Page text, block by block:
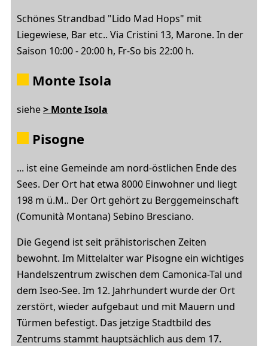
Schönes Strandbad "Lido Mad Hops" mit
Liegewiese, Bar etc.. Via Cristini 13, Marone. In der
Saison 10:00 - 20:00 h, Fr-So bis 22:00 h.
Monte Isola
siehe> Monte Isola
Pisogne
... ist eine Gemeinde am nord-östlichen Ende des
Sees. Der Ort hat etwa 8000 Einwohner und liegt
198 m ü.M.. Der Ort gehört zu Berggemeinschaft
(Comunità Montana) Sebino Bresciano.
Die Gegend ist seit prähistorischen Zeiten
bewohnt. Im Mittelalter war Pisogne ein wichtiges
Handelszentrum zwischen dem Camonica-Tal und
dem Iseo-See. Im 12. Jahrhundert wurde der Ort
zerstört, wieder aufgebaut und mit Mauern und
Türmen befestigt. Das jetzige Stadtbild des
Zentrums stammt hauptsächlich aus dem 17.